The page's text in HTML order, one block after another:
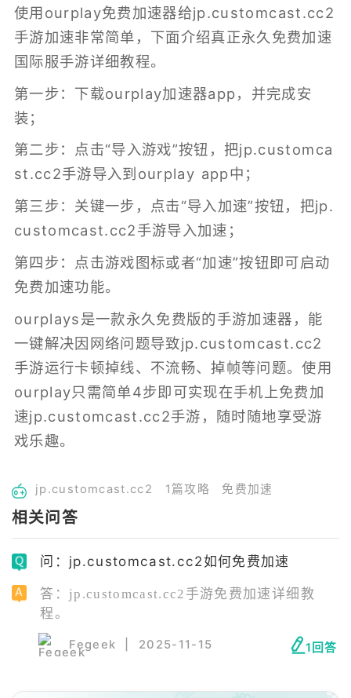
使用ourplay免费加速器给jp.customcast.cc2
手游加速非常简单，下面介绍真正永久免费加速
国际服手游详细教程。
第一步：下载ourplay加速器app，并完成安
装；
第二步：点击“导入游戏”按钮，把jp.customca
st.cc2手游导入到ourplay app中；
第三步：关键一步，点击“导入加速”按钮，把jp.
customcast.cc2手游导入加速；
第四步：点击游戏图标或者“加速”按钮即可启动
免费加速功能。
ourplays是一款永久免费版的手游加速器 ，能
一键解决因网络问题导致jp.customcast.cc2
手游运行卡顿掉线、不流畅、掉帧等问题。使用
ourplay只需简单4步即可实现在手机上免费加
速jp.customcast.cc2手游，随时随地享受游
戏乐趣。
jp.customcast.cc2 1篇攻略 免费加速
相关问答
问：jp.customcast.cc2如何免费加速
答：jp.customcast.cc2手游免费加速详细教
程。
Fegeek 2025-11-15 1回答